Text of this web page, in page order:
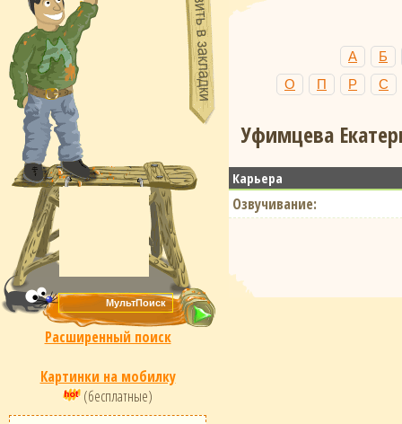
Расширенный поиск
Картинки на мобилку
(бесплатные)
А
Б
О
П Р С
Уфимцева
Карьера
Озвучивание: